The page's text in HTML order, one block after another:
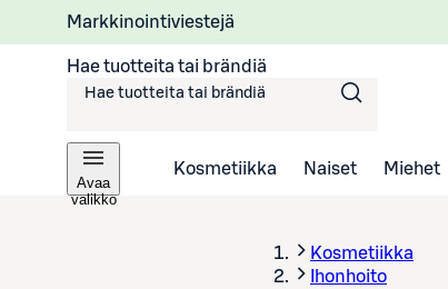
Markkinointiviestejä
Hae tuotteita tai brändiä
Avaa
valikko
Kosmetiikka Naiset Miehet
Kosmetiikka
Ihonhoito